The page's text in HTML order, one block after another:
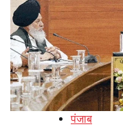
पंजाब